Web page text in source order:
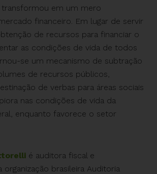
transformou em um mero
financeiro. Em lugar de servir
de recursos para financiar o
as condições de vida de todos
se um mecanismo de subtração
de recursos públicos,
de verbas para áreas sociais
nas condições de vida da
enquanto favorece o setor
é auditora fiscal e
brasileira Auditoria